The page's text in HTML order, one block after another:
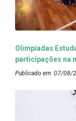
Olimpíadas
participações na
Publicado em: 07/08/